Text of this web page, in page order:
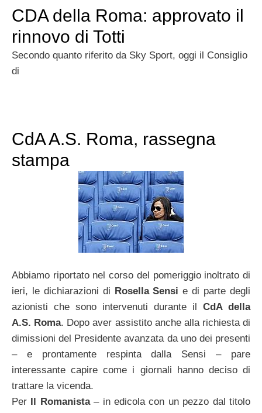
CDA della Roma: approvato il
rinnovo di Totti
Secondo quanto riferito da Sky Sport, oggi il Consiglio
di
CdA A.S. Roma, rassegna
stampa
Abbiamo riportato nel corso del pomeriggio inoltrato di
ieri, le dichiarazioni di Rosella Sensi e di parte degli
azionisti che sono intervenuti durante il
CdA della
A.S. Roma. Dopo aver assistito anche alla richiesta di
dimissioni del Presidente avanzata da uno dei presenti
– e prontamente respinta dalla Sensi – pare
interessante capire come i giornali hanno deciso di
trattare la vicenda.
Per
Il Romanista– in edicola con un pezzo dal titolo